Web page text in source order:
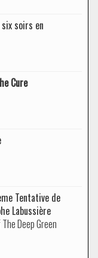
six soirs en
Cure
Tentative de
Labussière
Deep Green